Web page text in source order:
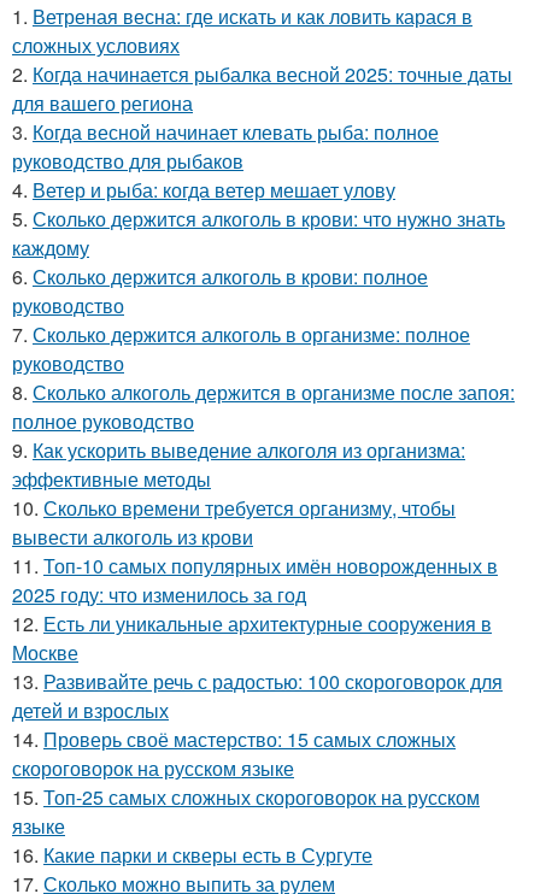
1. Ветреная весна: где искать и как ловить карася в
сложных условиях
2. Когда начинается рыбалка весной 2025: точные даты
для вашего региона
3. Когда весной начинает клевать рыба: полное
руководство для рыбаков
4. Ветер и рыба: когда ветер мешает улову
5. Сколько держится алкоголь в крови: что нужно знать
каждому
6. Сколько держится алкоголь в крови: полное
руководство
7. Сколько держится алкоголь в организме: полное
руководство
8. Сколько алкоголь держится в организме после запоя:
полное руководство
9. Как ускорить выведение алкоголя из организма:
эффективные методы
10. Сколько времени требуется организму, чтобы
вывести алкоголь из крови
11. Топ-10 самых популярных имён новорожденных в
2025 году: что изменилось за год
12. Есть ли уникальные архитектурные сооружения в
Москве
13. Развивайте речь с радостью: 100 скороговорок для
детей и взрослых
14. Проверь своё мастерство: 15 самых сложных
скороговорок на русском языке
15. Топ-25 самых сложных скороговорок на русском
языке
16. Какие парки и скверы есть в Сургуте
17. Сколько можно выпить за рулем